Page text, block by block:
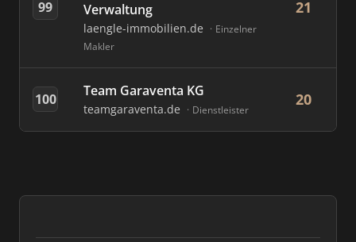
99 Verwaltung
laengle-immobilien.de
Einzelner
Makler
21
100 Team Garaventa KG
teamgaraventa.de Dienstleister
20